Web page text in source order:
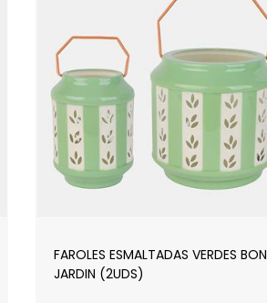
FAROLES ESMALTADAS VERDES BON
JARDIN (2UDS)